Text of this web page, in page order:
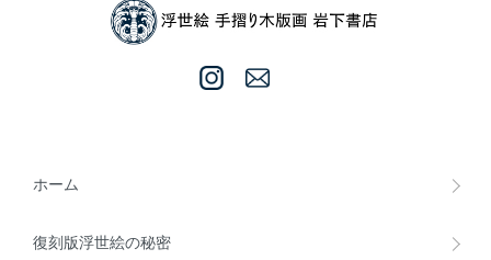
ホーム
復刻版浮世絵の秘密